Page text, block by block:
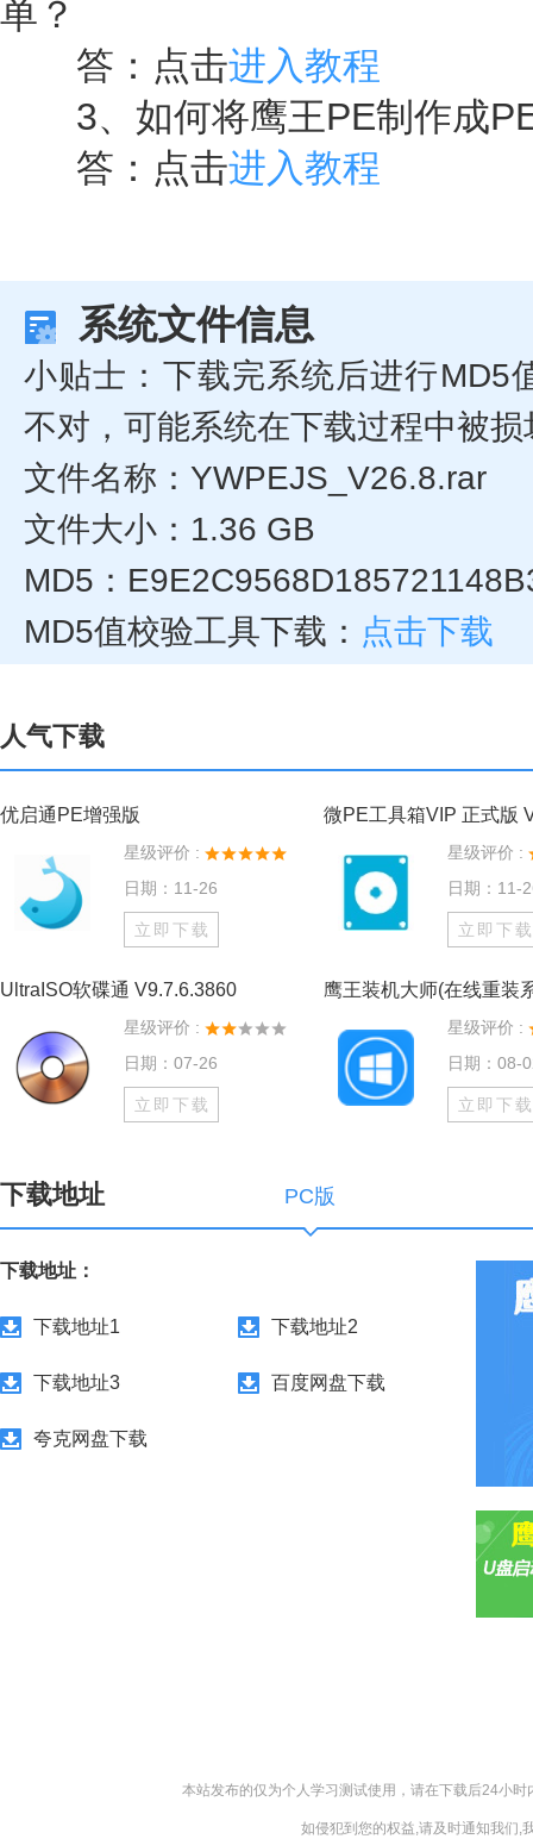
单？
答：点击进入教程
3、如何将鹰王PE制作成
答：点击进入教程
系统文件信息
小贴士：下载完系统后进行MD5
不对，可能系统在下载过程中被
文件名称：YWPEJS_V26.8.rar
文件大小：1.36 GB
MD5：
MD5值校验工具下载： 点击下载
人气下载
优启通PE增强版
星级评价 :
日期：11-26
立即下载
微PE工具箱VIP 正式版
星级评价 :
日期：11-
立即下载
UltraISO软碟通 V9.7.6.3860
星级评价 :
日期：07-26
立即下载
鹰王装机大师(在线重装
星级评价 :
日期：08-
立即下载
下载地址 PC版
下载地址：
下载地址1 下载地址2
下载地址3 百度网盘下载
夸克网盘下载
本站发布的仅为个人学习测试使用，请在下载后24小
如侵犯到您的权益,请及时通知我们,